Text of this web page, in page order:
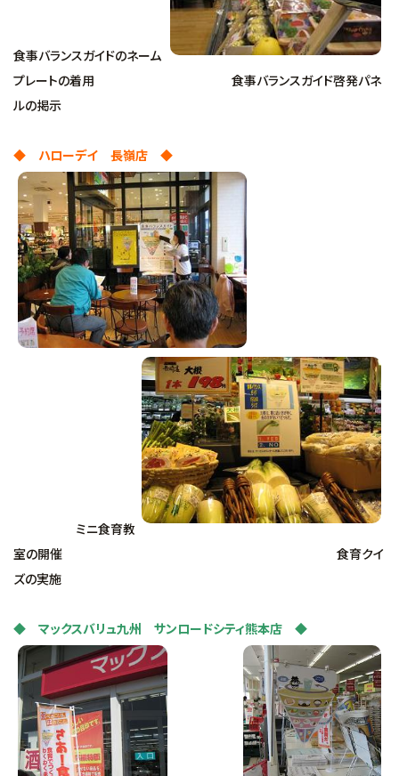
食事バランスガイドのネーム
プレートの着用 食事バランスガイド啓発パネ
ルの掲示
◆ ハローデイ 長嶺店 ◆
ミニ食育教
室の開催 食育クイ
ズの実施
◆ マックスバリュ九州 サンロードシティ熊本店 ◆